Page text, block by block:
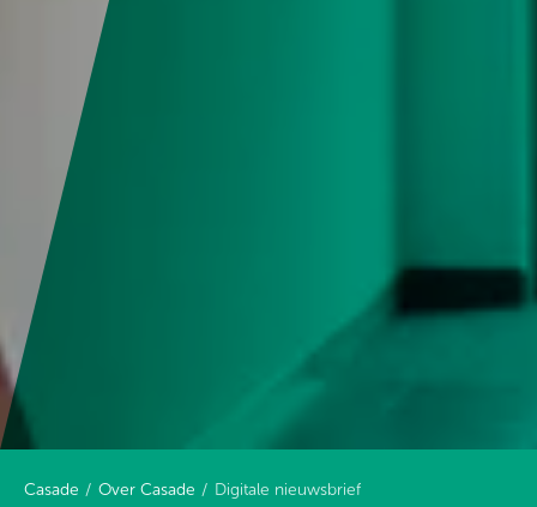
Casade Over Casade Digitale nieuwsbrief